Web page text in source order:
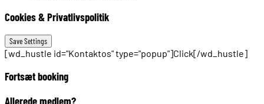
Cookies & Privatlivspolitik
[wd_hustle id="Kontaktos" type="popup"]Click[/wd_hustle]
Fortsæt booking
Allerede medlem?